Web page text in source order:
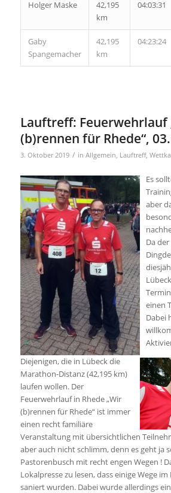
Holger Maske
42,195
km
04:03:31
Gaby
Spangemacher
42,195
km
04:23:24
Lauftreff: Feuerwehrlauf
(b)rennen für Rhede“,
3. Oktober 2019 / in Allgemein Lauftreff,
Es
aber
Da
einen
Dabei
Diejenigen, die in Lübeck die
Marathon-Distanz (42,195 km)
laufen wollen. Der
Feuerwehrlauf in Rhede „Wir
(b)rennen für Rhede“ ist immer
einen recht familiäre
Veranstaltung mit übersichtlichen
aber auch nicht schlimm, denn es geht ja
Pastorenbusch mit recht engen Wegen !
Lokalpresse zu lesen, dass einige Wege
saniert wurden. Dabei wurde allerdings